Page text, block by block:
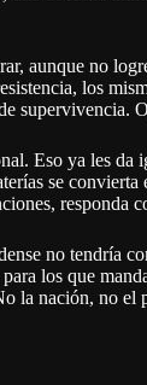
aunque no
los
supervivencia.
Eso ya les da
se convierta
responda
no tendría
los que
la nación, no el